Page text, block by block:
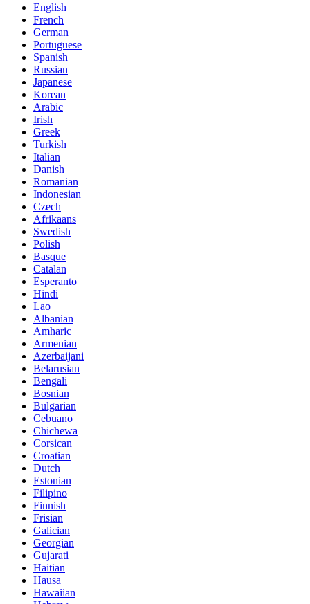
English
French
German
Portuguese
Spanish
Russian
Japanese
Korean
Arabic
Irish
Greek
Turkish
Italian
Danish
Romanian
Indonesian
Czech
Afrikaans
Swedish
Polish
Basque
Catalan
Esperanto
Hindi
Lao
Albanian
Amharic
Armenian
Azerbaijani
Belarusian
Bengali
Bosnian
Bulgarian
Cebuano
Chichewa
Corsican
Croatian
Dutch
Estonian
Filipino
Finnish
Frisian
Galician
Georgian
Gujarati
Haitian
Hausa
Hawaiian